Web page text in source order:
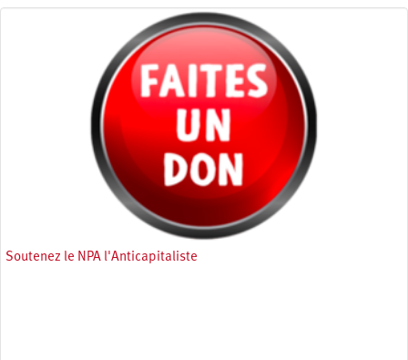
Soutenez le NPA l'Anticapitaliste